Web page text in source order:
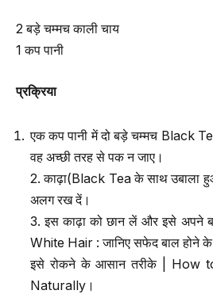
2 बड़े चम्मच काली चाय
1 कप पानी
प्रक्रिया
एक कप पानी में दो बड़े चम्मच Black
वह अच्छी तरह से पक न जाए।
2. काढ़ा(Black Tea के साथ उबाला
अलग रख दें।
3. इस काढ़ा को छान लें और इसे अपने
White Hair : जानिए सफेद बाल होने
इसे रोकने के आसान तरीके | How
Naturally।